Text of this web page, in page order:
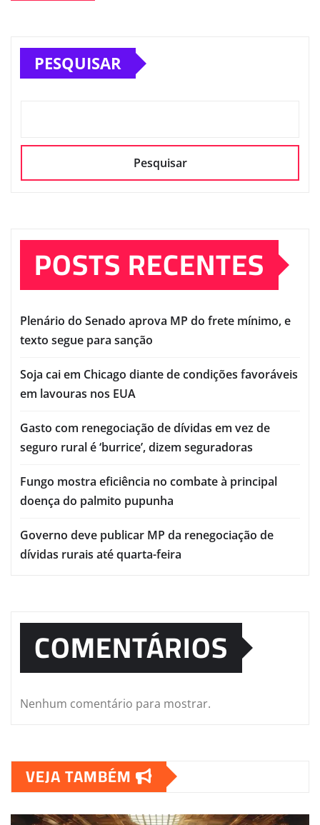
PESQUISAR
Pesquisar
POSTS RECENTES
Plenário do Senado aprova MP do frete mínimo, e
texto segue para sanção
Soja cai em Chicago diante de condições favoráveis
em lavouras nos EUA
Gasto com renegociação de dívidas em vez de
seguro rural é ‘burrice’, dizem seguradoras
Fungo mostra eficiência no combate à principal
doença do palmito pupunha
Governo deve publicar MP da renegociação de
dívidas rurais até quarta-feira
COMENTÁRIOS
Nenhum comentário para mostrar.
VEJA TAMBÉM